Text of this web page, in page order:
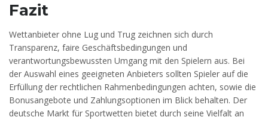
Fazit
Wettanbieter ohne Lug und Trug zeichnen sich durch
Transparenz, faire Geschäftsbedingungen und
verantwortungsbewussten Umgang mit den Spielern aus. Bei
der Auswahl eines geeigneten Anbieters sollten Spieler auf die
Erfüllung der rechtlichen Rahmenbedingungen achten, sowie die
Bonusangebote und Zahlungsoptionen im Blick behalten. Der
deutsche Markt für Sportwetten bietet durch seine Vielfalt an